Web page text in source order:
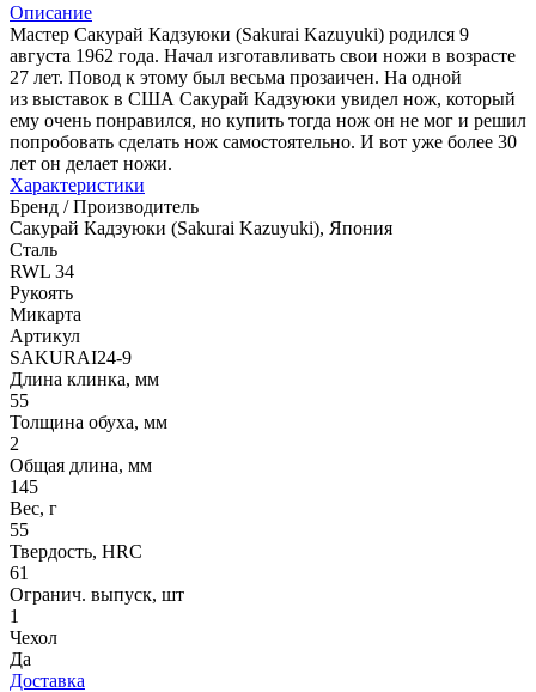
Описание
Мастер Сакурай Кадзуюки (Sakurai Kazuyuki) родился 9
августа 1962 года. Начал изготавливать свои ножи в возрасте
27 лет. Повод к этому был весьма прозаичен. На одной
из выставок в США Сакурай Кадзуюки увидел нож, который
ему очень понравился, но купить тогда нож он не мог и решил
попробовать сделать нож самостоятельно. И вот уже более 30
лет он делает ножи.
Характеристики
Бренд / Производитель
Сакурай Кадзуюки (Sakurai Kazuyuki), Япония
Сталь
RWL 34
Рукоять
Микарта
Артикул
SAKURAI24-9
Длина клинка, мм
55
Толщина обуха, мм
2
Общая длина, мм
145
Вес, г
55
Твердость, HRC
61
Огранич. выпуск, шт
1
Чехол
Да
Доставка